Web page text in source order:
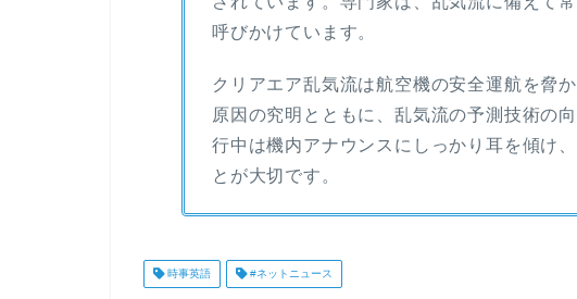
呼びかけています。
クリアエア乱気流は航空機の安全運航を脅
原因の究明とともに、乱気流の予測技術の
行中は機内アナウンスにしっかり耳を傾け
とが大切です。
時事英語 #ネットニュース